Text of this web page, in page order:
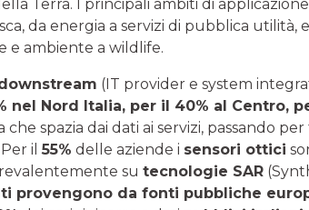
Terra. I principali ambiti di
da energia a servizi di pubblica utilità,
e ambiente a wildlife.
(IT provider e system
nel Nord Italia, per il 40% al Centro,
spazia dai dati ai servizi, passando
il 55% delle aziende i sensori ottici
su tecnologie SAR
provengono da fonti pubbliche